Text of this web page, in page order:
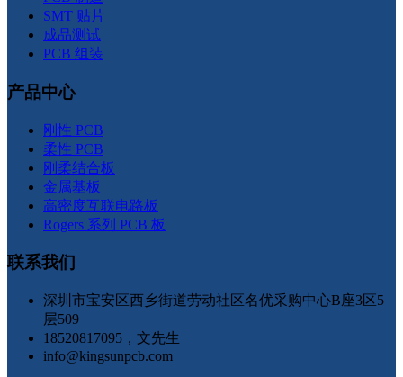
SMT 贴片
成品测试
PCB 组装
产品中心
刚性 PCB
柔性 PCB
刚柔结合板
金属基板
高密度互联电路板
Rogers 系列 PCB 板
联系我们
深圳市宝安区西乡街道劳动社区名优采购中心B座3区5
层509
18520817095，文先生
info@kingsunpcb.com